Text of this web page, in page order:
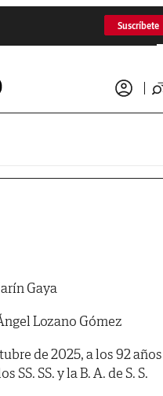
Suscríbete
Gaya
Lozano Gómez
de 2025, a los 92 años
SS. y la B. A. de S. S.